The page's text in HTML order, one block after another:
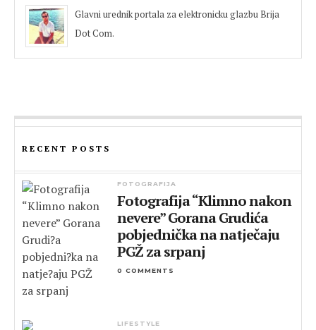
Glavni urednik portala za elektronicku glazbu Brija
Dot Com.
RECENT POSTS
FOTOGRAFIJA
Fotografija “Klimno nakon
nevere” Gorana Grudića
pobjednička na natječaju
PGŽ za srpanj
0 COMMENTS
LIFESTYLE